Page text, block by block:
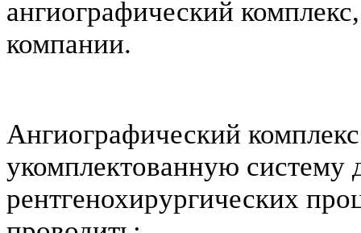
ангиографический
компании.
Ангиографический
укомплектованную систему
рентгенохирургических